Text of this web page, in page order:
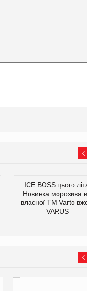
ICE BOSS цього
Новинка морозива
власної ТМ Varto
VARUS